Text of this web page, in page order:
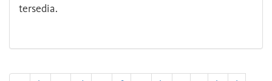
tersedia.